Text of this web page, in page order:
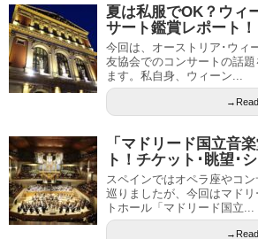
夏は私服でOK？ウィ
サート鑑賞レポート！
今回は、オーストリア･ウィ
友協会でのコンサートの話
ます。私自身、ウィーン...
→Read
「マドリード国立音
ト！チケット･眺望･
スペインではオペラ座やコ
巡りましたが、今回はマド
トホール「マドリード国立...
→Read